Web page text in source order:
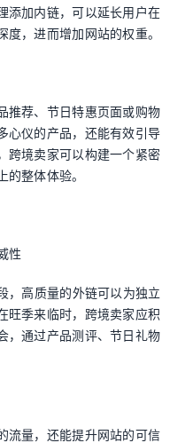
添加内链，可以延长用户在
，进而增加网站的权重。
推荐、节日特惠页面或购物
心仪的产品，还能有效引导
跨境卖家可以构建一个紧密
整体体验。
性
，高质量的外链可以为独立
旺季来临时，跨境卖家应积
，通过产品测评、节日礼物
流量，还能提升网站的可信